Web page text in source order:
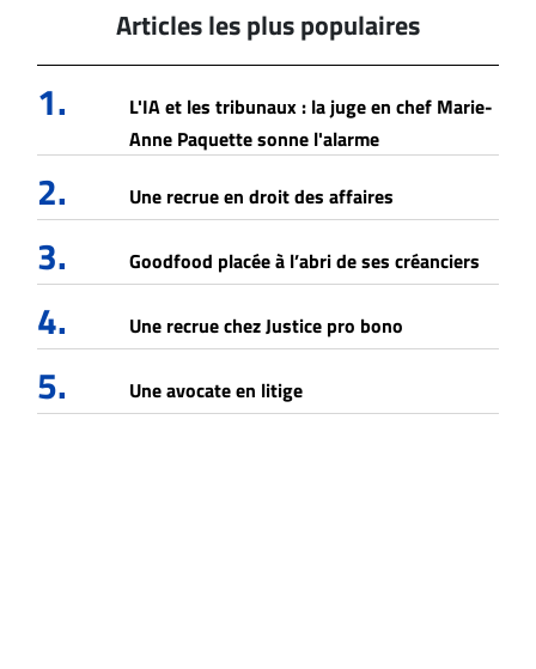
Articles les plus populaires
1.
L'IA et les tribunaux : la juge en chef Marie-
Anne Paquette sonne l'alarme
2. Une recrue en droit des affaires
3. Goodfood placée à l’abri de ses créanciers
4. Une recrue chez Justice pro bono
5. Une avocate en litige